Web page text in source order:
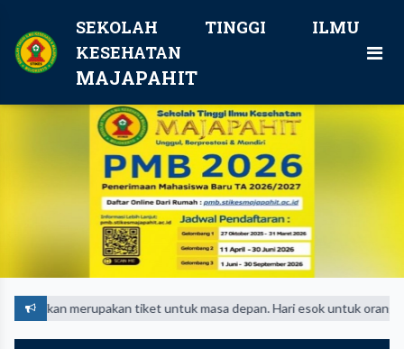
SEKOLAH TINGGI ILMU
KESEHATAN
MAJAPAHIT
merupakan tiket untuk masa depan. Hari esok untuk orang-orang